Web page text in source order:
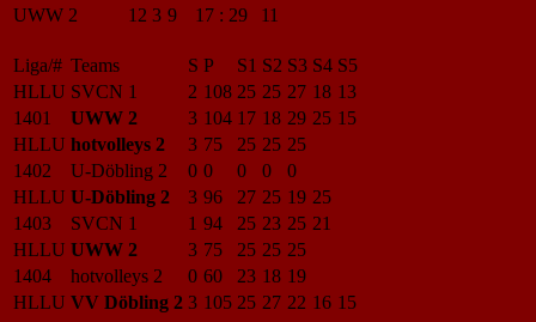
UWW 2
12 3 9 17 : 29 11
Liga/# Teams S P S1 S2 S3 S4 S5
HLLU SVCN 1 2 108 25 25 27 18 13
1401
UWW 2 3 104 17 18 29 25 15
HLLU hotvolleys 2 3 75 25 25 25
1402
U-Döbling 2 0 0 0 0
0
HLLU U-Döbling 2 3 96 27 25 19 25
1403
SVCN 1 1 94 25 23 25 21
HLLU UWW 2 3 75 25 25 25
1404
hotvolleys 2 0 60 23 18 19
HLLU VV Döbling 2 3 105 25 27 22 16 15